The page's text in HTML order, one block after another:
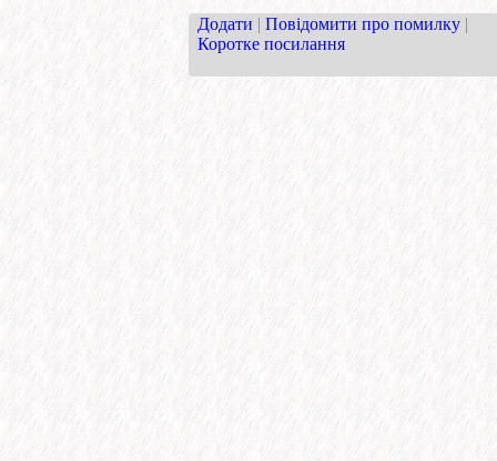
Додати | Повідомити про помилку |
Коротке посилання